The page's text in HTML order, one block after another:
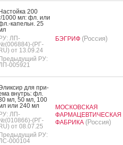
200
1000 мл: фл. или
ка­пельн. 25
ЛП-
(РГ-
от 13.09.24
РУ:
005921
БЭГРИФ (Россия)
для при­
внутрь: фл.
мл, 50 мл, 100
или 240 мл
ЛП-
(РГ-
от 08.07.25
РУ:
000104
МОСКОВСКАЯ
ФАРМАЦЕВТИЧЕСКАЯ
ФАБРИКА (Россия)